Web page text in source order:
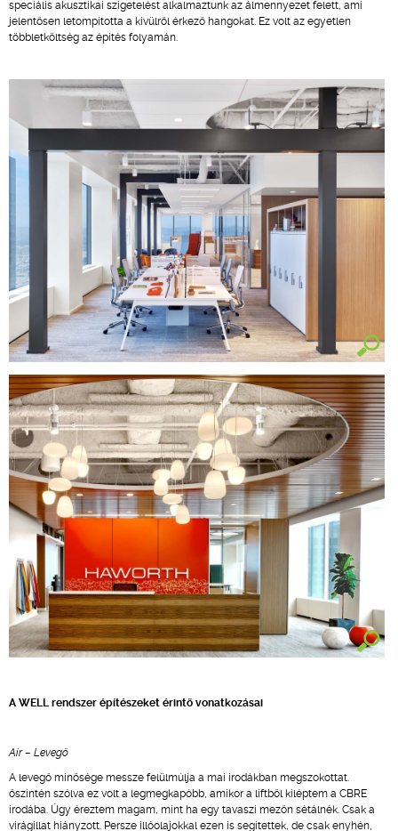
speciális akusztikai szigetelést alkalmaztunk az álmennyezet felett, ami
jelentősen letompította a kívülről érkező hangokat. Ez volt az egyetlen
többletköltség az építés folyamán.
A WELL rendszer építészeket érintő vonatkozásai
Air – Levegő
A levegő minősége messze felülmúlja a mai irodákban megszokottat.
őszintén szólva ez volt a legmegkapóbb, amikor a liftből kiléptem a CBRE
irodába. Úgy éreztem magam, mint ha egy tavaszi mezőn sétálnék. Csak a
virágillat hiányzott. Persze illóolajokkal ezen is segítettek, de csak enyhén,